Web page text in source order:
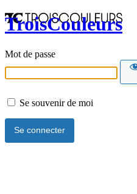
TroisCouleurs
Mot de passe
Se souvenir de moi